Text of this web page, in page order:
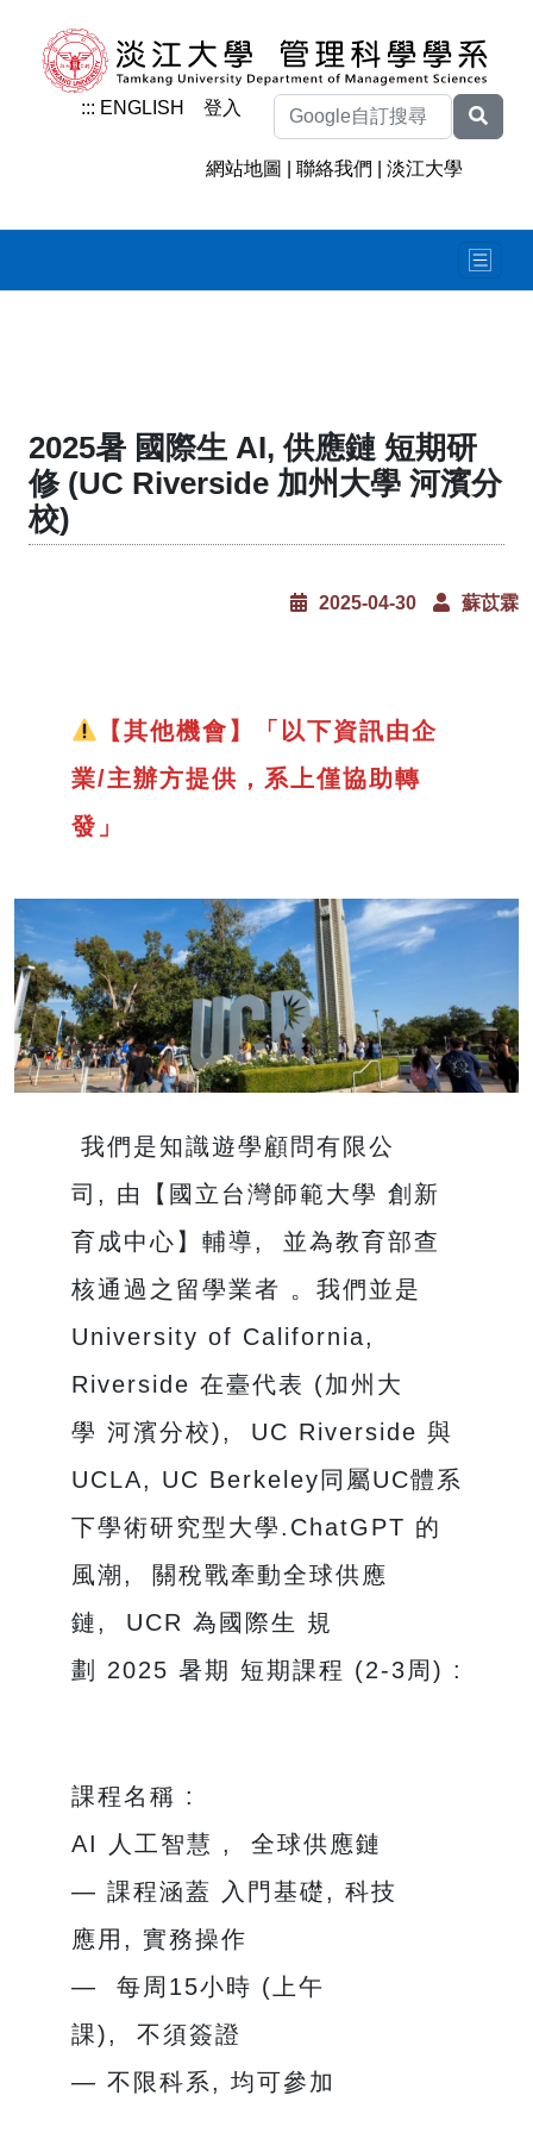
::: ENGLISH 登入
網站地圖 |聯絡我們 |淡江大學
2025暑 國際生 AI, 供應鏈 短期研
修 (UC Riverside 加州大學 河濱分
校)
2025-04-30 蘇苡霖
【其他機會】「以下資訊由企
業/主辦方提供，系上僅協助轉
發」
我們是知識遊學顧問有限公
司, 由【國立台灣師範大學 創新
育成中心】輔導, 並為教育部查
核通過之留學業者 。我們並是
University of California,
Riverside 在臺代表 (加州大
學 河濱分校), UC Riverside 與
UCLA, UC Berkeley同屬UC體系
下學術研究型大學.ChatGPT 的
風潮, 關稅戰牽動全球供應
鏈, UCR 為國際生 規
劃 2025 暑期 短期課程 (2-3周) :
課程名稱 :
AI 人工智慧 , 全球供應鏈
— 課程涵蓋 入門基礎, 科技
應用, 實務操作
— 每周15小時 (上午
課), 不須簽證
— 不限科系, 均可參加